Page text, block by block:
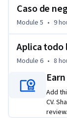
alumnos.
personas
acuerdo con el
están
Formas de
Habilidades de
Visión para los
Caso de
Module 5 • 9
Aplica todo
Module 6 • 8
Add
CV.
review.